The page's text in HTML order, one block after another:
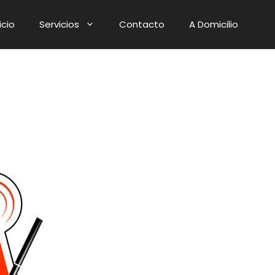
Servicios Contacto A Domicilio